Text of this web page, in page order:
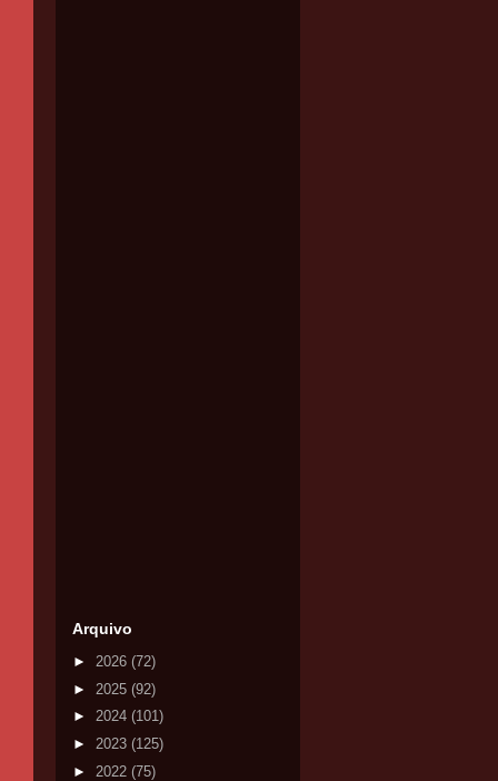
Arquivo
► 2026 (72)
► 2025 (92)
► 2024 (101)
► 2023 (125)
► 2022 (75)